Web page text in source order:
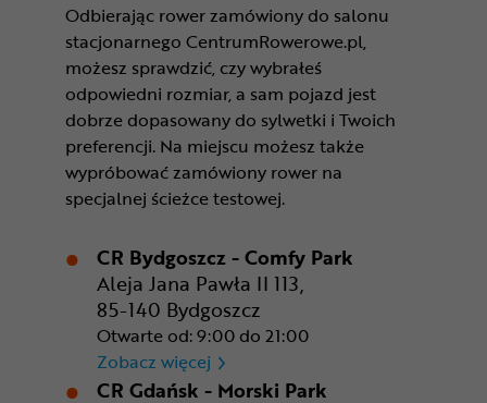
Odbierając rower zamówiony do salonu
stacjonarnego CentrumRowerowe.pl,
możesz sprawdzić, czy wybrałeś
odpowiedni rozmiar, a sam pojazd jest
dobrze dopasowany do sylwetki i Twoich
preferencji. Na miejscu możesz także
wypróbować zamówiony rower na
specjalnej ścieżce testowej.
CR Bydgoszcz - Comfy Park
Aleja Jana Pawła II 113,
85-140 Bydgoszcz
Otwarte od: 9:00 do 21:00
Zobacz więcej CR Bydgoszcz - Comfy Park
CR Gdańsk - Morski Park